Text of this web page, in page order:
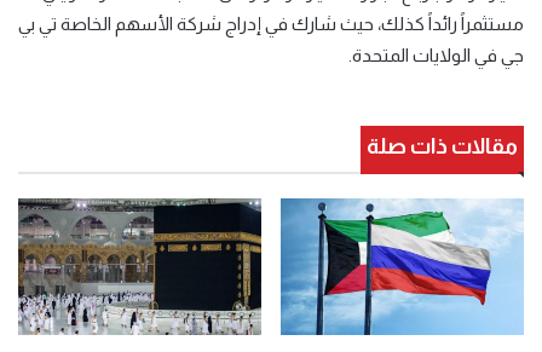
مستثمراً رائداً كذلك، حيث شارك في إدراج شركة الأسهم الخاصة تي بي
جي في الولايات المتحدة.
مقالات ذات صلة